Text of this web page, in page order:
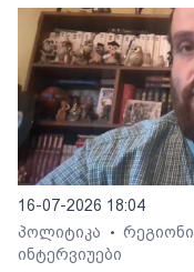
16-07-2026 18:04
პოლიტიკა
• რეგიონი
ინტერვიუები